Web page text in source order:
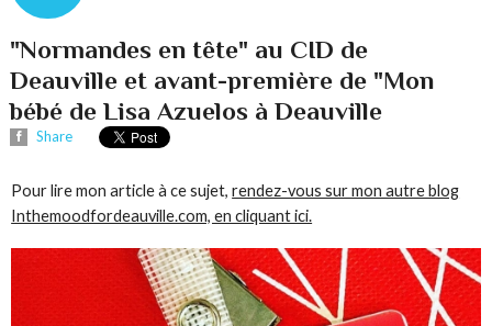
"Normandes en tête" au CID de
Deauville et avant-première de "Mon
bébé de Lisa Azuelos à Deauville
Share
Pour lire mon article à ce sujet,rendez-vous sur mon autre blog
Inthemoodfordeauville.com, en cliquant ici.